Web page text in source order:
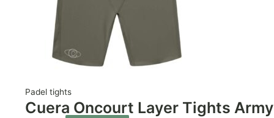
Padel tights
Cuera Oncourt Layer Tights Army